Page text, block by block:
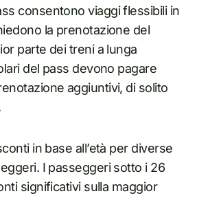
consentono viaggi flessibili in
la prenotazione del
parte dei treni a lunga
del pass devono pagare
aggiuntivi, di solito
in base all’età per diverse
I passeggeri sotto i 26
significativi sulla maggior